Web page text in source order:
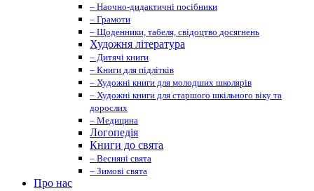
– Наочно-дидактичні посібники
– Грамоти
– Щоденники, табеля, свідоцтво досягнень
Художня література
– Дитячі книги
– Книги для підлітків
– Художні книги для молодших школярів
– Художні книги для старшого шкільного віку та
дорослих
– Медицина
Логопедія
Книги до свята
– Весняні свята
– Зимові свята
Про нас